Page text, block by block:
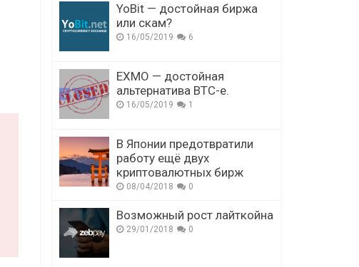
YoBit — достойная биржа
или скам?
16/05/2019 6
EXMO — достойная
альтернатива BTC-e.
16/05/2019 1
В Японии предотвратили
работу ещё двух
криптовалютных бирж
08/04/2018 0
Возможный рост лайткойна
29/01/2018 0